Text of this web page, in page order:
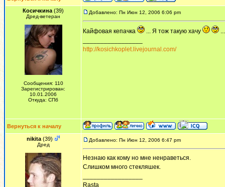
Косичкина (39)
Дред-ветеран
Сообщения: 110
Зарегистрирован:
10.01.2006
Откуда: СПб
Добавлено: Пн Июн 12, 2006 6:06 pm
Кайфовая кепачка ... Я тож такую хачу
...
http://kosichkoplet.livejournal.com/
Вернуться к началу
nikita (39)
Дред
Добавлено: Пн Июн 12, 2006 6:47 pm
Незнаю как кому но мне ненраветься.
Слишком много стекляшек.
Rasta